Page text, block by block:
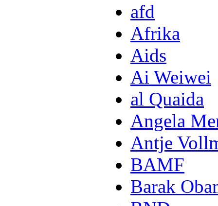
afd
Afrika
Aids
Ai Weiwei
al Quaida
Angela
Antje
BAMF
Barak